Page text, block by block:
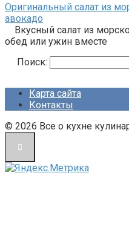
Оригинальный салат из
авокадо
Вкусный салат из
обед или ужин вместе
Поиск:
Карта сайта
Контакты
© 2026 Все о кухне